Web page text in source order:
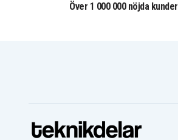
Över 1 000 000 nöjda kunder